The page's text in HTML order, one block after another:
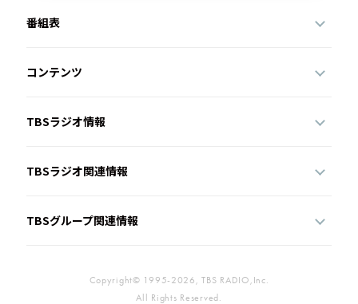
番組表
コンテンツ
TBSラジオ情報
TBSラジオ関連情報
TBSグループ関連情報
Copyright© 1995-2026, TBS RADIO,Inc.
All Rights Reserved.